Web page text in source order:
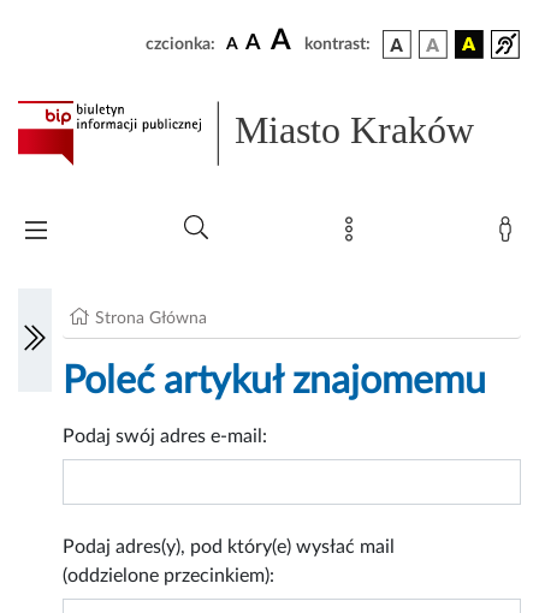
czcionka: A A A kontrast:
Miasto Kraków
Strona Główna
Poleć artykuł znajomemu
Podaj swój adres e-mail:
Podaj adres(y), pod który(e) wysłać mail
(oddzielone przecinkiem):